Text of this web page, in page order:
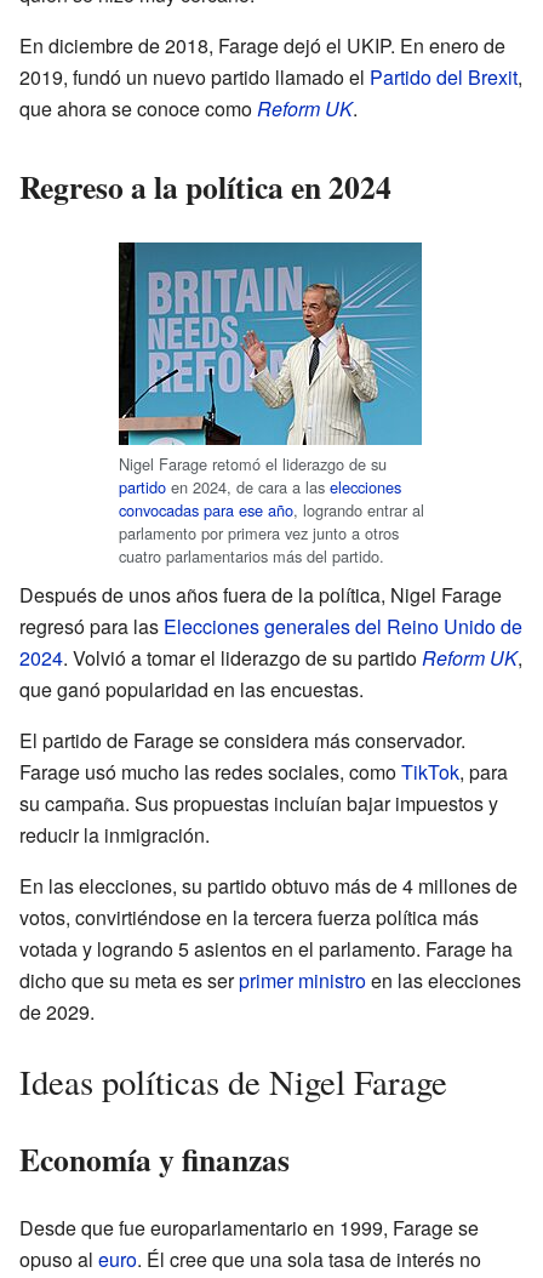
En diciembre de 2018, Farage dejó el UKIP. En enero de
2019, fundó un nuevo partido llamado el Partido del Brexit,
que ahora se conoce comoReform UK.
Regreso a la política en 2024
Nigel Farage retomó el liderazgo de su
partido en 2024, de cara a las elecciones
convocadas para ese año, logrando entrar al
parlamento por primera vez junto a otros
cuatro parlamentarios más del partido.
Después de unos años fuera de la política, Nigel Farage
regresó para las Elecciones generales del Reino Unido de
2024. Volvió a tomar el liderazgo de su partidoReform UK,
que ganó popularidad en las encuestas.
El partido de Farage se considera más conservador.
Farage usó mucho las redes sociales, comoTikTok, para
su campaña. Sus propuestas incluían bajar impuestos y
reducir la inmigración.
En las elecciones, su partido obtuvo más de 4 millones de
votos, convirtiéndose en la tercera fuerza política más
votada y logrando 5 asientos en el parlamento. Farage ha
dicho que su meta es serprimer ministroen las elecciones
de 2029.
Ideas políticas de Nigel Farage
Economía y finanzas
Desde que fue europarlamentario en 1999, Farage se
opuso al euro. Él cree que una sola tasa de interés no